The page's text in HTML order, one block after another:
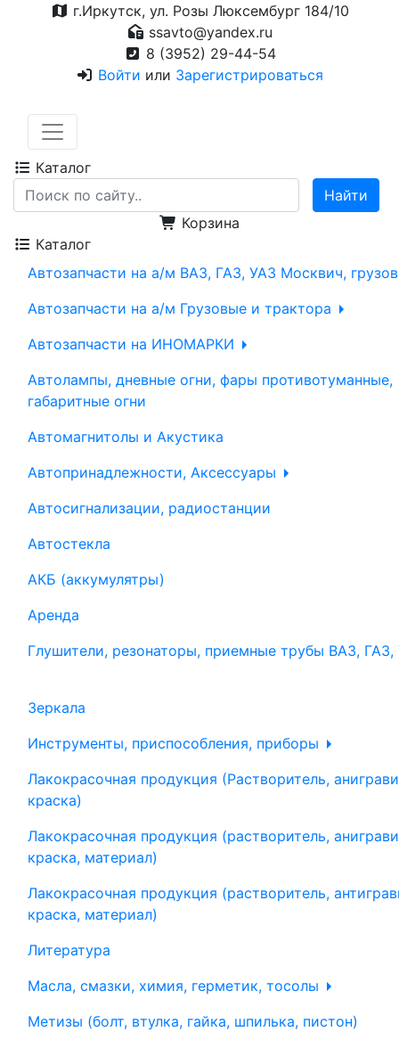
г.Иркутск, ул. Розы Люксембург 184/10
ssavto@yandex.ru
8 (3952) 29-44-54
Войти или Зарегистрироваться
Каталог
Корзина
Каталог
Автозапчасти на а/м ВАЗ, ГАЗ, УАЗ Москвич,
Автозапчасти на а/м Грузовые и трактора
Автозапчасти на ИНОМАРКИ
Автолампы, дневные огни, фары противотуманные,
габаритные огни
Автомагнитолы и Акустика
Автопринадлежности, Аксессуары
Автосигнализации, радиостанции
Автостекла
АКБ (аккумулятры)
Аренда
Глушители, резонаторы, приемные трубы ВАЗ, ГАЗ,
Зеркала
Инструменты, приспособления, приборы
Лакокрасочная продукция (Растворитель,
краска)
Лакокрасочная продукция (растворитель,
краска, материал)
Лакокрасочная продукция (растворитель,
краска, материал)
Литература
Масла, смазки, химия, герметик, тосолы
Метизы (болт, втулка, гайка, шпилька, пистон)